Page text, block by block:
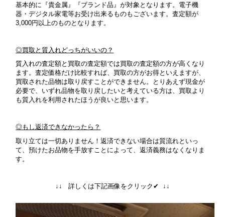
基本的に『貴金属』『ブランド品』が対象となります。 電子機
器・デジタル家電等お受け出来るものもございます。査定額が
3,000円以上のものとなります。
◎買取と質入れどっちがいいの？
質入れの査定額と買取の査定額では買取の査定額の方が高くなり
ます。査定価格だけ比較すれば、買取の方がお得といえますが、
買取された品物は取り戻すことができません。とりあえず現金が
必要で、いずれ品物を取り戻したいと考えている方は、買取より
も質入れを利用されたほうが良いと思います。
◎もし返済できなかったら？
取り立ては一切ありません！返済できない場合は質流れといっ
て、預けたお品物を手放すことによって、返済義務はなくなりま
す。
↓↓ 詳しくは下記画像をクリック✔ ↓↓